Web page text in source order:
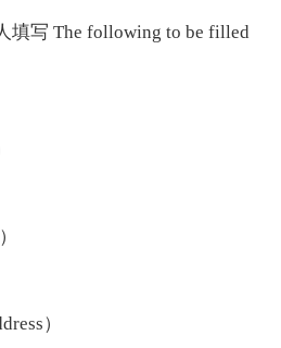
写 The following to be filled
）